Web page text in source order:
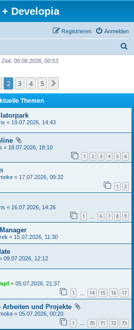
+ Developia
Anmelden
Registrieren
e
Zeit: 09.08.2026, 00:53
2 3 4 5
Themen
« 19.07.2026, 14:43
« 18.07.2026, 18:10
1 2 3 4 5 6
« 17.07.2026, 09:32
1 2
« 16.07.2026, 14:26
1 6 7 8 9
« 15.07.2026, 11:30
09.07.2026, 12:12
« 05.07.2026, 21:37
1 14 15 16 17
und Projekte
« 05.07.2026, 00:20
1 … 70 71 72 73